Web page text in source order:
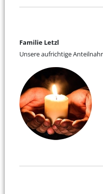
Familie Letzl
Unsere aufrichtige